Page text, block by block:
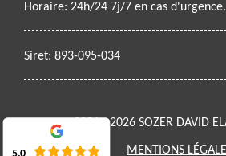
Horaire: 24h/24 7j/7 en cas d'urgence.
Siret: 893-095-034
2021 - 2026 SOZER DAVID
MENTIONS